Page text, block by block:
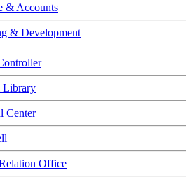
& Accounts
& Development
Library
Center
Office